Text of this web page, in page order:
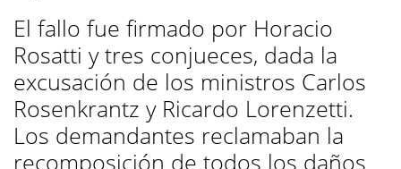
El fallo fue firmado por Horacio
Rosatti y tres conjueces, dada la
excusación de los ministros Carlos
Rosenkrantz y Ricardo Lorenzetti.
Los demandantes reclamaban la
recomposición de todos los daños